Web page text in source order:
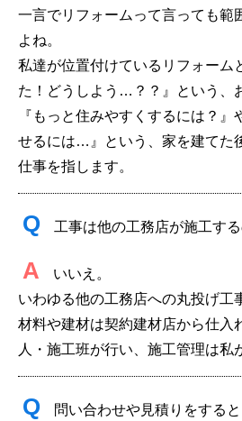
一言でリフォームって言っても範
よね。
私達が位置付けているリフォーム
た！どうしよう…？？』という、
『もっと住みやすくするには？』
せるには…』という、家を建てた
仕事を指します。
Q 工事は他の工務店が施工す
A
いいえ。
いわゆる他の工務店への丸投げ工
材料や建材は契約建材店から仕入
人・施工班が行い、施工管理は私
Q
問い合わせや見積りをする